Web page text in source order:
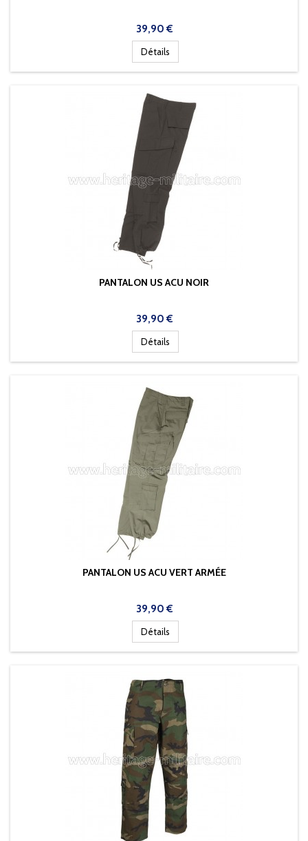
Prix
39,90 €
Détails
PANTALON US ACU NOIR
Prix
39,90 €
Détails
PANTALON US ACU VERT ARMÉE
Prix
39,90 €
Détails